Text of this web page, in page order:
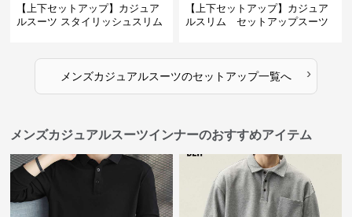
【上下セットアップ】カジュア
ルスーツ スタイリッシュスリム
【上下セットアップ】カジュア
ルスリム セットアップスーツ
メンズカジュアルスーツのセットアップ一覧へ ›
メンズカジュアルスーツインナーのおすすめアイテム